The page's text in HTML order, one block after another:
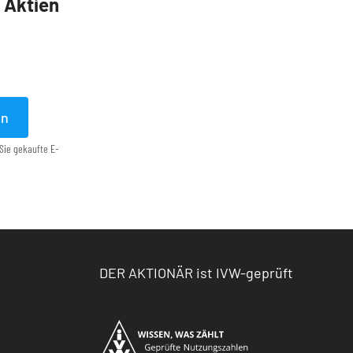
Aktien
gekaufte E-
DER AKTIONÄR ist IVW-geprüft